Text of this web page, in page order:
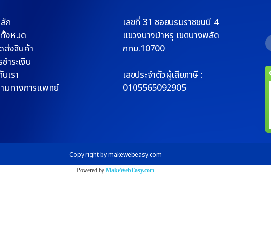
ก
งหมด
ส่งสินค้า
ำระเงิน
เรา
มทางการแพทย์
เลขที่ 31 ซอยบรมราชชนนี 4
แขวงบางบำหรุ เขตบางพลัด
กทม.10700
เลขประจำตัวผู้เสียภาษี :
0105565092905
Copy right by makewebeasy.com
Powered by MakeWebEasy.com